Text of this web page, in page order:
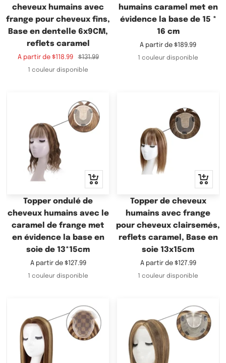
cheveux humains avec
frange pour cheveux fins,
Base en dentelle 6x9CM,
reflets caramel
Prix
A partir de $118.99
Prix
normal
$131.99
1 couleur disponible
humains caramel met en
évidence la base de 15 *
16 cm
Prix
de
A partir de $189.99
1 couleur disponible
Apercu
rapide
Topper ondulé de
cheveux humains avec le
caramel de frange met
en évidence la base en
soie de 13*15cm
Prix
de
A partir de $127.99
1 couleur disponible
Apercu
rapide
Topper de cheveux
humains avec frange
pour cheveux clairsemés,
reflets caramel, Base en
soie 13x15cm
Prix
de
A partir de $127.99
1 couleur disponible